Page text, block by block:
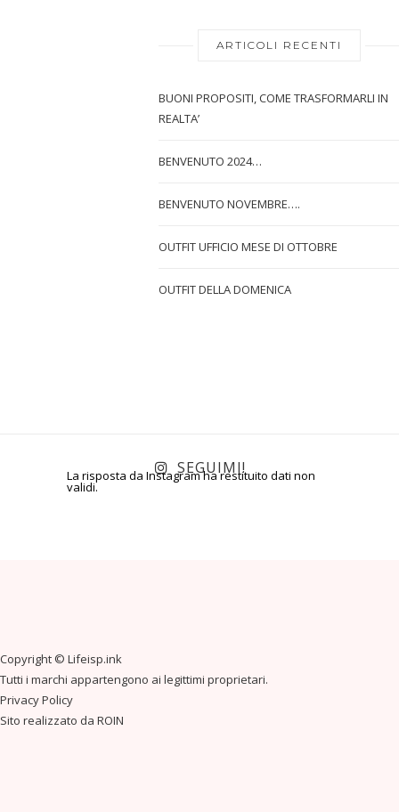
ARTICOLI RECENTI
BUONI PROPOSITI, COME TRASFORMARLI IN
REALTA’
BENVENUTO 2024…
BENVENUTO NOVEMBRE….
OUTFIT UFFICIO MESE DI OTTOBRE
OUTFIT DELLA DOMENICA
La risposta da Instagram ha restituito dati non
validi.
SEGUIMI!
Copyright © Lifeisp.ink
Tutti i marchi appartengono ai legittimi proprietari.
Privacy Policy
Sito realizzato da ROIN